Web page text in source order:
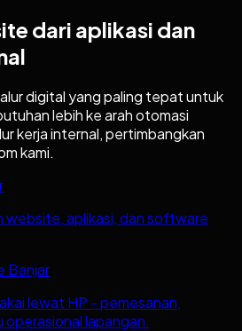
dari aplikasi dan
digital yang paling tepat untuk
lebih ke arah otomasi
kerja internal, pertimbangkan
kami.
website, aplikasi, dan software
Banjar
lewat HP - pemesanan,
operasional lapangan.